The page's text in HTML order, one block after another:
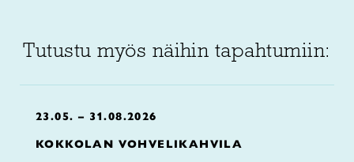
Tutustu myös näihin tapahtumiin:
23.05. – 31.08.2026
KOKKOLAN VOHVELIKAHVILA